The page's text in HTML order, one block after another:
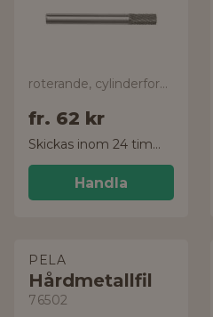
roterande, cylinderformad
fr. 62 kr
Skickas inom 24 timmar!
Handla
PELA
Hårdmetallfil
76502